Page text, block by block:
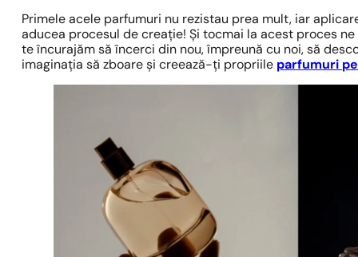
Primele acele parfumuri nu rezistau prea mult, iar
aducea procesul de creație! Și tocmai la acest proces
te încurajăm să încerci din nou, împreună cu noi, să
imaginația să zboare și creează-ți propriile parfumuri